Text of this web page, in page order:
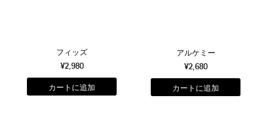
フィッズ
¥2,980
アルケミー
¥2,680